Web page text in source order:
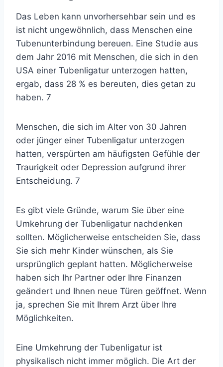
Das Leben kann unvorhersehbar sein und es
ist nicht ungewöhnlich, dass Menschen eine
Tubenunterbindung bereuen. Eine Studie aus
dem Jahr 2016 mit Menschen, die sich in den
USA einer Tubenligatur unterzogen hatten,
ergab, dass 28 % es bereuten, dies getan zu
haben. 7
Menschen, die sich im Alter von 30 Jahren
oder jünger einer Tubenligatur unterzogen
hatten, verspürten am häufigsten Gefühle der
Traurigkeit oder Depression aufgrund ihrer
Entscheidung. 7
Es gibt viele Gründe, warum Sie über eine
Umkehrung der Tubenligatur nachdenken
sollten. Möglicherweise entscheiden Sie, dass
Sie sich mehr Kinder wünschen, als Sie
ursprünglich geplant hatten. Möglicherweise
haben sich Ihr Partner oder Ihre Finanzen
geändert und Ihnen neue Türen geöffnet. Wenn
ja, sprechen Sie mit Ihrem Arzt über Ihre
Möglichkeiten.
Eine Umkehrung der Tubenligatur ist
physikalisch nicht immer möglich. Die Art der